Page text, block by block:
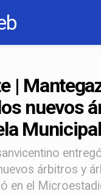
|
nuevos
Municipal
árbitros y
en el